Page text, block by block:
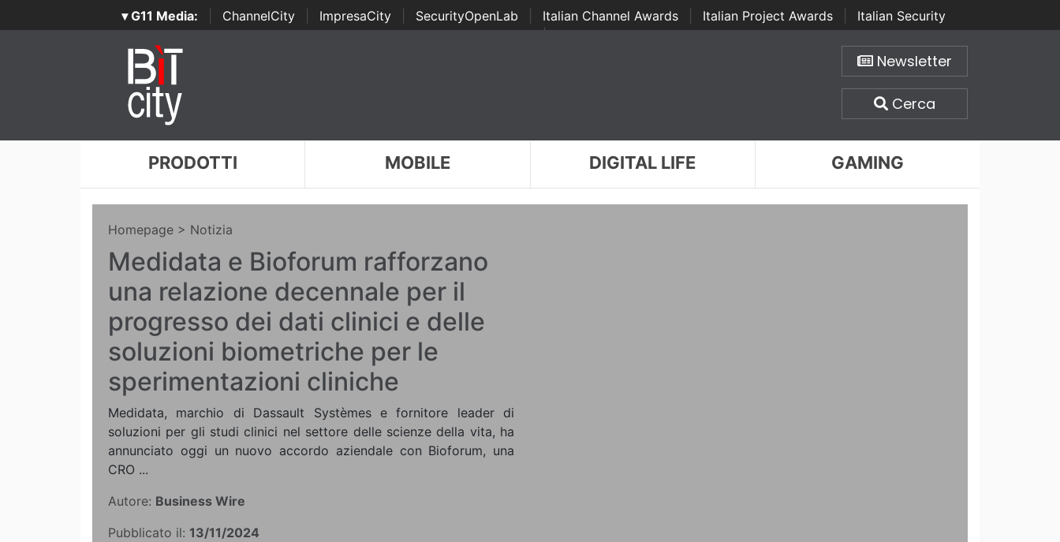
▾ G11 Media: ChannelCity ImpresaCity SecurityOpenLab Italian Channel Awards Italian Project Awards
Italian Security
Awards | ...
Newsletter
Cerca
PRODOTTI MOBILE DIGITAL LIFE GAMING
Homepage > Notizia
Medidata e Bioforum rafforzano
una relazione decennale per il
progresso dei dati clinici e delle
soluzioni biometriche per le
sperimentazioni cliniche
Medidata, marchio di Dassault Systèmes e fornitore leader di
soluzioni per gli studi clinici nel settore delle scienze della vita, ha
annunciato oggi un nuovo accordo aziendale con Bioforum, una
CRO ...
Autore: Business Wire
Pubblicato il: 13/11/2024